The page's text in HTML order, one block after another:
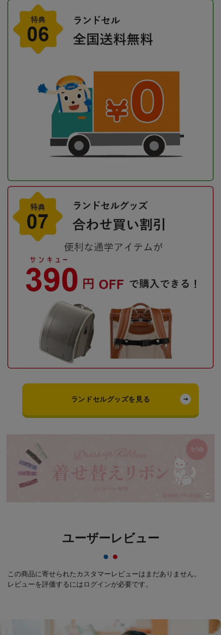
ランドセルグッズを見る
ユーザーレビュー
この商品に寄せられたカスタマーレビューはまだありません。
レビューを評価するにはログインが必要です。